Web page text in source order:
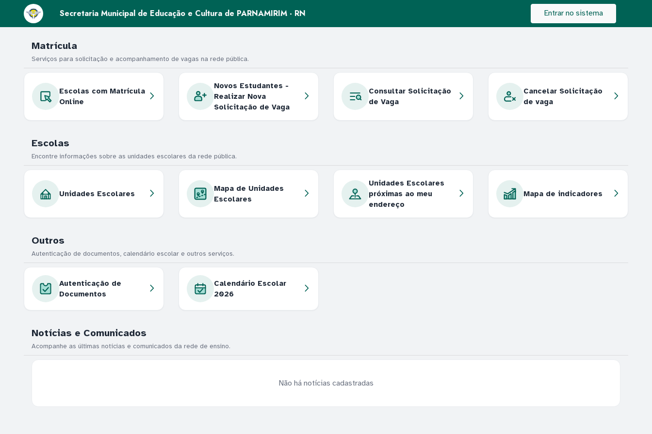
Secretaria Municipal de Educação e Cultura de PARNAMIRIM - RN Entrar no sistema
Matrícula
Serviços para solicitação e acompanhamento de vagas na rede pública.
Escolas com Matrícula
Online
Novos Estudantes -
Realizar Nova
Solicitação de Vaga
Consultar Solicitação
de Vaga
Cancelar Solicitação
de vaga
Escolas
Encontre informações sobre as unidades escolares da rede pública.
Unidades Escolares
Mapa de Unidades
Escolares
Unidades Escolares
próximas ao meu
endereço
Mapa de indicadores
Outros
Autenticação de documentos, calendário escolar e outros serviços.
Autenticação de
Documentos
Calendário Escolar
2026
Notícias e Comunicados
Acompanhe as últimas notícias e comunicados da rede de ensino.
Não há notícias cadastradas